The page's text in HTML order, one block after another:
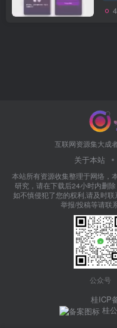
互联网资源集大成
关于本站
本站所有资源收集整理于网络，
研究，请在下载后24小时内删
如不慎侵犯了您的权利,请及时
举报/投稿等请联
公众号
桂ICP
桂